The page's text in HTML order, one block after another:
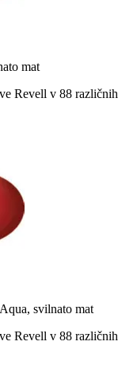
mat
Revell v 88
svilnato mat
Revell v 88